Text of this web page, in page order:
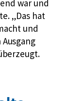
war und
„Das hat
und